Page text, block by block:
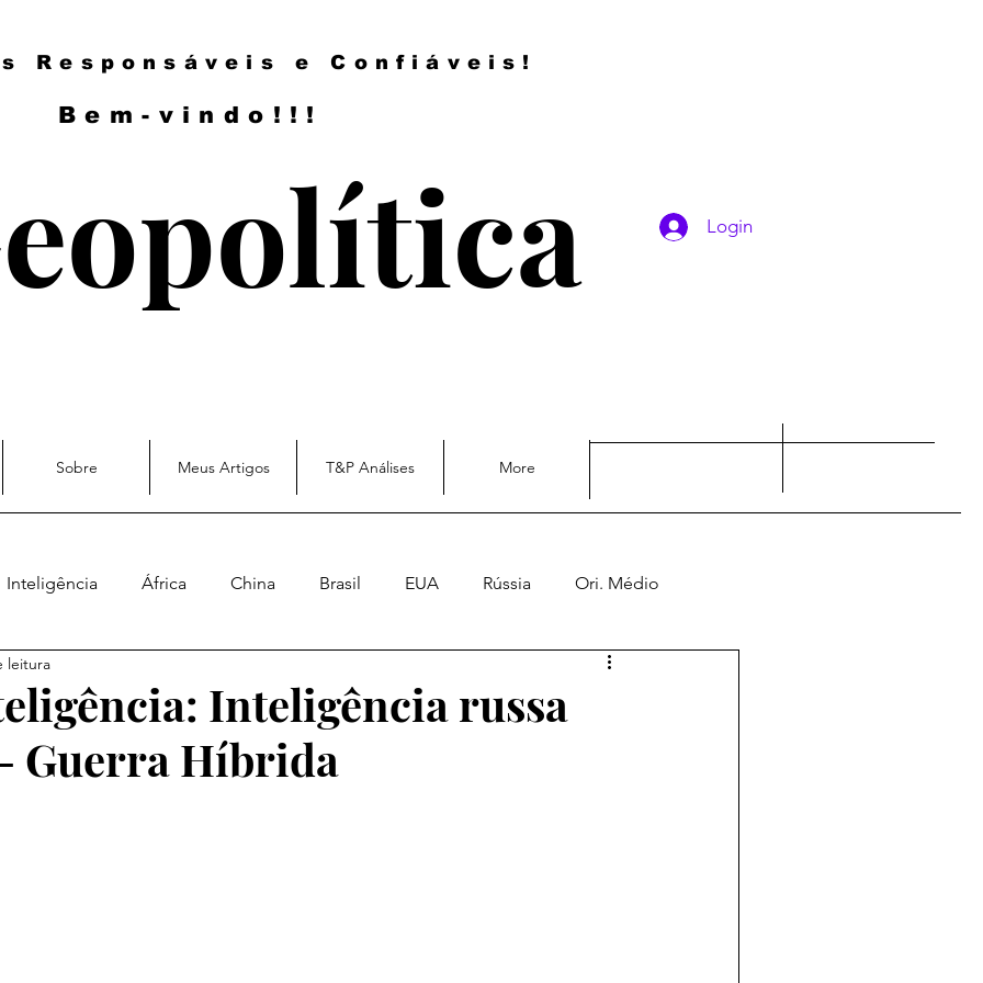
Responsáveis e Confiáveis!
Bem-vindo!!!
Login
Sobre Meus Artigos T&P Análises More
Inteligência África China Brasil EUA Rússia Ori. Médio
Ásia Jogos de Guerra
Energética Geopolítica Espacial
Inteligência russa
Guerra Híbrida
leitura